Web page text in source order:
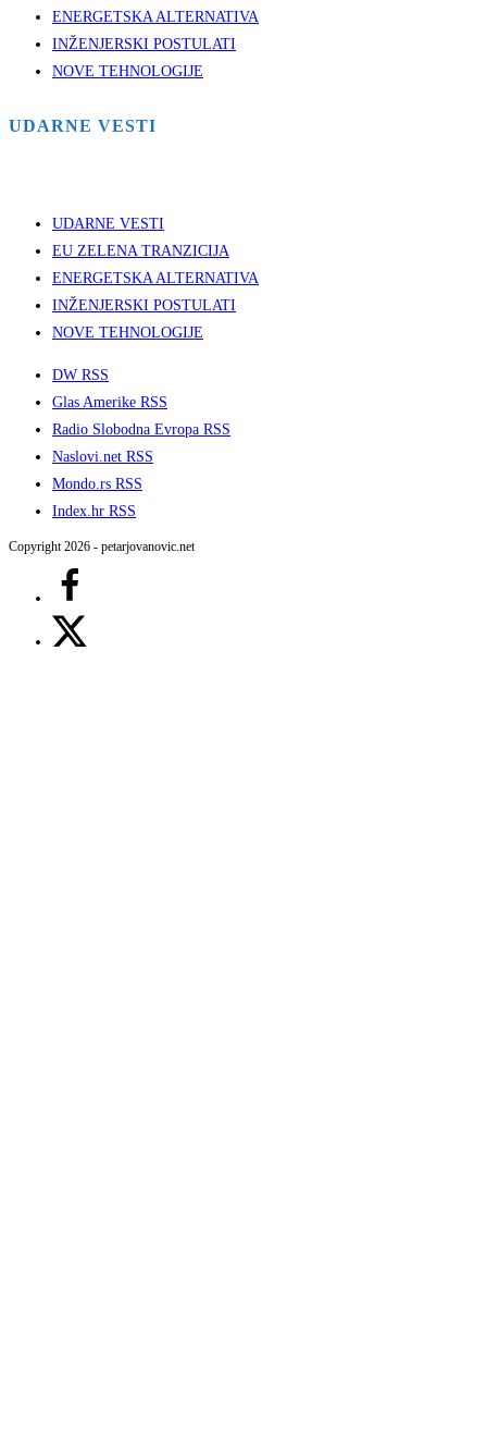
ENERGETSKA ALTERNATIVA
INŽENJERSKI POSTULATI
NOVE TEHNOLOGIJE
UDARNE VESTI
UDARNE VESTI
EU ZELENA TRANZICIJA
ENERGETSKA ALTERNATIVA
INŽENJERSKI POSTULATI
NOVE TEHNOLOGIJE
DW RSS
Glas Amerike RSS
Radio Slobodna Evropa RSS
Naslovi.net RSS
Mondo.rs RSS
Index.hr RSS
Copyright 2026 - petarjovanovic.net